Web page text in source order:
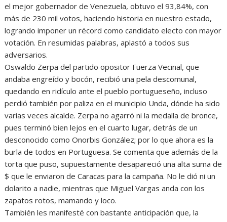
el mejor gobernador de Venezuela, obtuvo el 93,84%, con
más de 230 mil votos, haciendo historia en nuestro estado,
logrando imponer un récord como candidato electo con mayor
votación. En resumidas palabras, aplastó a todos sus
adversarios.
Oswaldo Zerpa del partido opositor Fuerza Vecinal, que
andaba engreído y bocón, recibió una pela descomunal,
quedando en ridículo ante el pueblo portugueseño, incluso
perdió también por paliza en el municipio Unda, dónde ha sido
varias veces alcalde. Zerpa no agarró ni la medalla de bronce,
pues terminó bien lejos en el cuarto lugar, detrás de un
desconocido como Onorbis González; por lo que ahora es la
burla de todos en Portuguesa. Se comenta que además de la
torta que puso, supuestamente desapareció una alta suma de
$ que le enviaron de Caracas para la campaña. No le dió ni un
dolarito a nadie, mientras que Miguel Vargas anda con los
zapatos rotos, mamando y loco.
También les manifesté con bastante anticipación que, la